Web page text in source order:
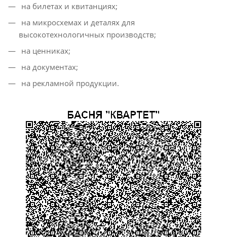
на билетах и квитанциях;
на микросхемах и деталях для
высокотехнологичных производств;
на ценниках;
на документах;
на рекламной продукции.